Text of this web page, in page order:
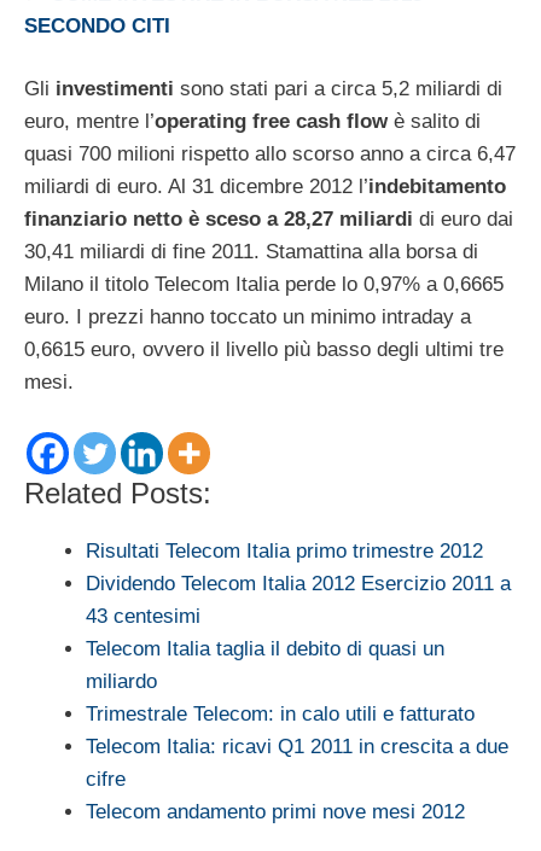
SECONDO CITI
Gli investimenti sono stati pari a circa 5,2 miliardi di
euro, mentre l’operating free cash flow è salito di
quasi 700 milioni rispetto allo scorso anno a circa 6,47
miliardi di euro. Al 31 dicembre 2012 l’indebitamento
finanziario netto è sceso a 28,27 miliardi di euro dai
30,41 miliardi di fine 2011. Stamattina alla borsa di
Milano il titolo Telecom Italia perde lo 0,97% a 0,6665
euro. I prezzi hanno toccato un minimo intraday a
0,6615 euro, ovvero il livello più basso degli ultimi tre
mesi.
Related Posts:
Risultati Telecom Italia primo trimestre 2012
Dividendo Telecom Italia 2012 Esercizio 2011 a
43 centesimi
Telecom Italia taglia il debito di quasi un
miliardo
Trimestrale Telecom: in calo utili e fatturato
Telecom Italia: ricavi Q1 2011 in crescita a due
cifre
Telecom andamento primi nove mesi 2012